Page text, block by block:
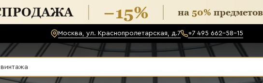
Москва, ул. Краснопролетарская, д.7 +7 495 662-58-15